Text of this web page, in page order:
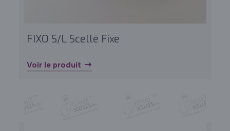
FIXO S/L Scellé Fixe
Voir le produit